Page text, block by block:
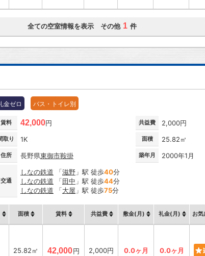
全ての空室情報を表示 その他 1 件
金ゼロ バス・トイレ別
賃料 42,000円 共益費 2,000円
取り 1K 面積 25.82㎡
住所 長野県東御市鞍掛 築年月 2000年1月
交通
しなの鉄道 「滋野 」駅 徒歩40分
しなの鉄道 「田中 」駅 徒歩44分
しなの鉄道 「大屋 」駅 徒歩75分
面積 賃料 共益費 敷金(月) 礼金(月) お気
25.82㎡ 42,000円 2,000円 0.0ヶ月 0.0ヶ月